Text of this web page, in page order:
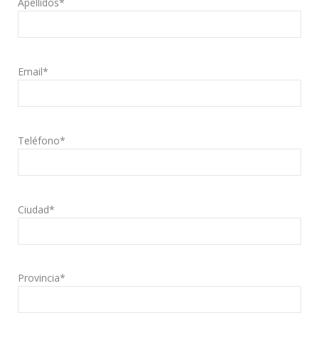
Email*
Teléfono*
Ciudad*
Provincia*